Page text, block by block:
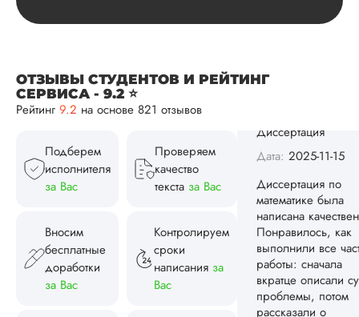
ОТЗЫВЫ СТУДЕНТОВ И РЕЙТИНГ
СЕРВИСА - 9.2 ⭐
Рейтинг 9.2 на основе 821 отзывов
Подберем
исполнителя
за Вас
Проверяем
качество
текста за Вас
Вносим
бесплатные
доработки
за Вас
Контролируем
сроки
написания за
Вас
математике была
работы: сначала
рассказали о
методологии
исследования,
чего провели все
расчеты и
так, как указано в
индивидуа...
Читать полный
Спасибо!
ваши слова
Ответ от